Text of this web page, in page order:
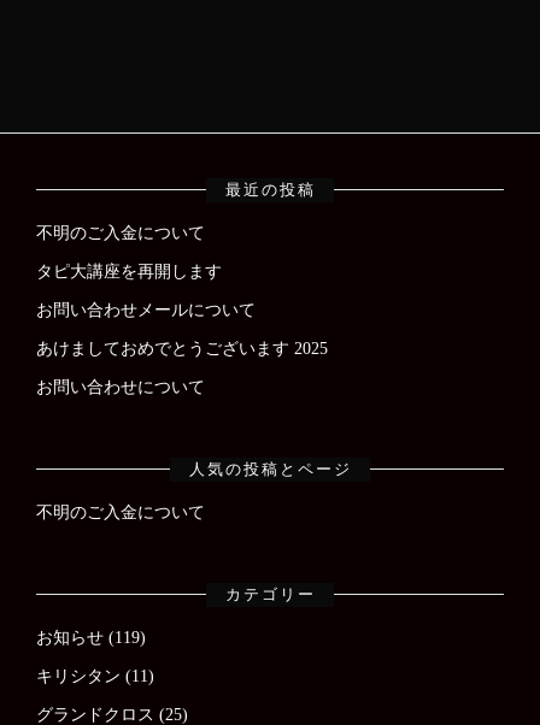
最近の投稿
不明のご入金について
タピ大講座を再開します
お問い合わせメールについて
あけましておめでとうございます 2025
お問い合わせについて
人気の投稿とページ
不明のご入金について
カテゴリー
お知らせ (119)
キリシタン (11)
グランドクロス (25)